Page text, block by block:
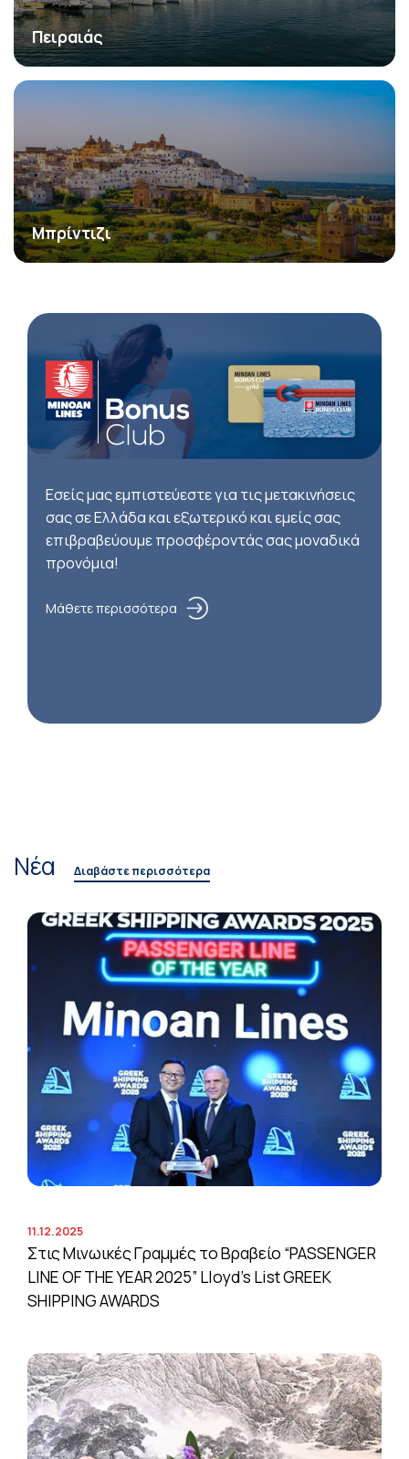
Πειραιάς
Μπρίντιζι
Εσείς μας εμπιστεύεστε για τις μετακινήσεις
σας σε Ελλάδα και εξωτερικό και εμείς σας
επιβραβεύουμε προσφέροντάς σας μοναδικά
προνόμια!
Μάθετε περισσότερα
Νέα Διαβάστε περισσότερα
11.12.2025
Στις Μινωικές Γραμμές το Βραβείο “PASSENGER
LINE OF THE YEAR 2025” Lloyd’s List GREEK
SHIPPING AWARDS